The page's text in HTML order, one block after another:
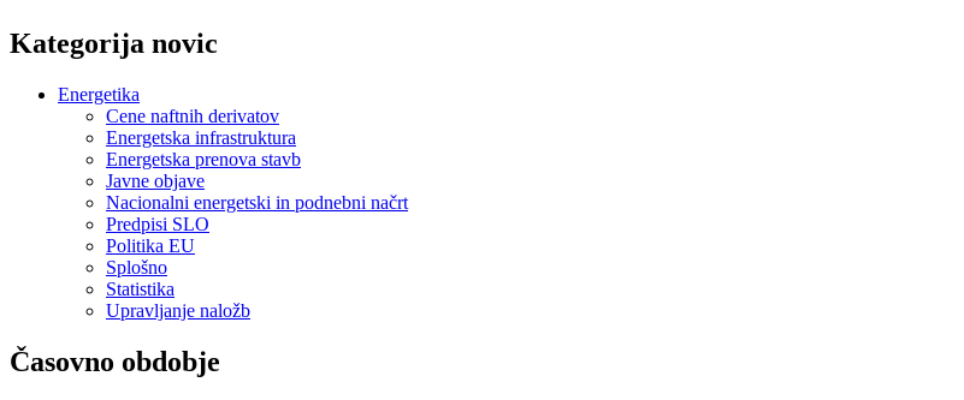
Kategorija novic
Energetika
Cene naftnih derivatov
Energetska infrastruktura
Energetska prenova stavb
Javne objave
Nacionalni energetski in podnebni načrt
Predpisi SLO
Politika EU
Splošno
Statistika
Upravljanje naložb
Časovno obdobje